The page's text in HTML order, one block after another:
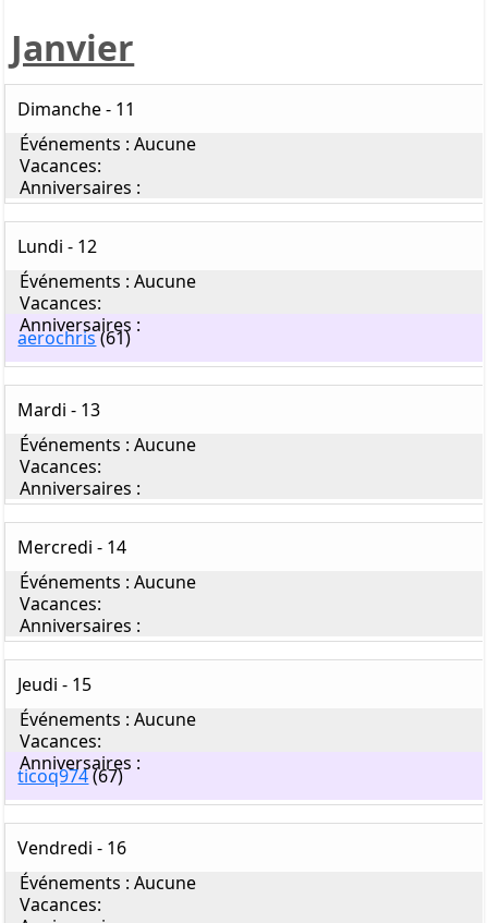
Janvier
Dimanche - 11
Lundi - 12
aerochris(61)
Mardi - 13
Mercredi - 14
Jeudi - 15
ticoq974(67)
Vendredi - 16